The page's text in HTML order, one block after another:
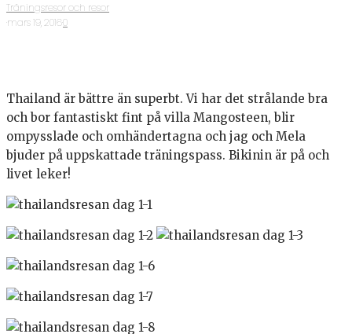
Träningsresor och resor
·mars 19, 2016·0
Thailand är bättre än superbt. Vi har det strålande bra
och bor fantastiskt fint på villa Mangosteen, blir
ompysslade och omhändertagna och jag och Mela
bjuder på uppskattade träningspass. Bikinin är på och
livet leker!